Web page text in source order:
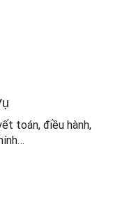
toán, điều hành,